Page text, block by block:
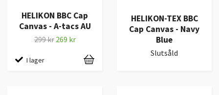
HELIKON BBC Cap
Canvas - A-tacs AU
299 kr 269 kr
I lager
HELIKON-TEX BBC
Cap Canvas - Navy
Blue
Slutsåld